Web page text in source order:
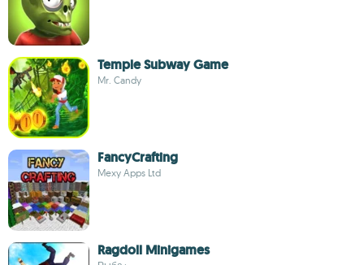
Temple Subway Game
Mr. Candy
FancyCrafting
Mexy Apps Ltd
Ragdoll Minigames